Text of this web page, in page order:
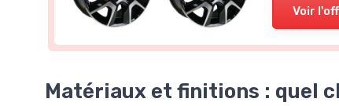
Voir
Matériaux et finitions : quel